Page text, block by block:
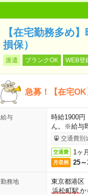
【在宅勤務多め
損保）
派遣 ブランクOK WEB登
急募！【在宅OK
給与
時給1900
ん。※給与
交通費別
交通費 1ヶ
月収例 25～
勤務地
東京都港区
浜松町駅か